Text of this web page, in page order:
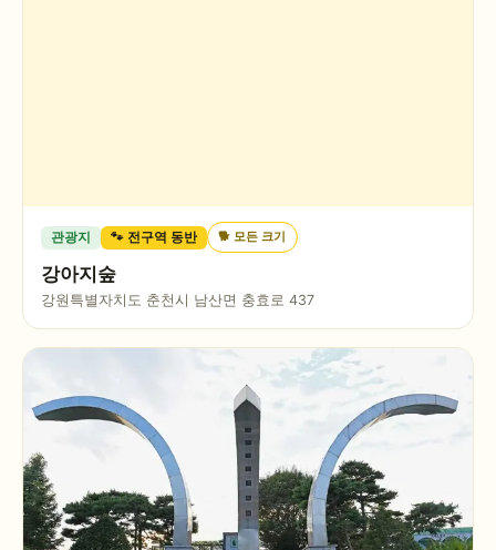
관광지 🐾 전구역 동반 🐕 모든 크기
강아지숲
강원특별자치도 춘천시 남산면 충효로 437